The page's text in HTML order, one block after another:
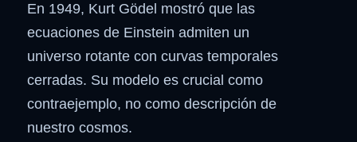
En 1949, Kurt Gödel mostró que las
ecuaciones de Einstein admiten un
universo rotante con curvas temporales
cerradas. Su modelo es crucial como
contraejemplo, no como descripción de
nuestro cosmos.